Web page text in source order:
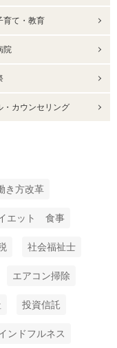
育て・教育
院
・カウンセリング
き方改革
エット 食事
社会福祉士
エアコン掃除
投資信託
ンドフルネス